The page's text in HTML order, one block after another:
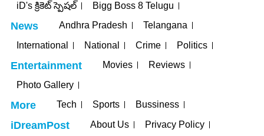
iD's క్రికెట్ స్పెషల్
Bigg Boss 8 Telugu
News Andhra Pradesh
Telangana
International
National Crime Politics
Entertainment Movies
Reviews
Photo Gallery
More Tech Sports Bussiness
iDreamPost About Us Privacy Policy